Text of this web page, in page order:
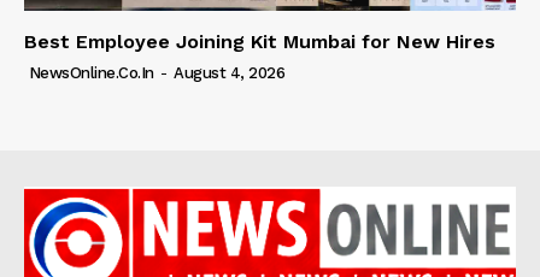
Best Employee Joining Kit Mumbai for New Hires
NewsOnline.co.in - August 4, 2026